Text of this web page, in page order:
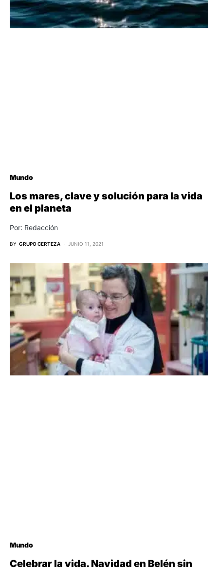
Mundo
Los mares, clave y solución para la vida
en el planeta
Por: Redacción
BY GRUPO CERTEZA JUNIO 11, 2021
Mundo
Celebrar la vida. Navidad en Belén sin